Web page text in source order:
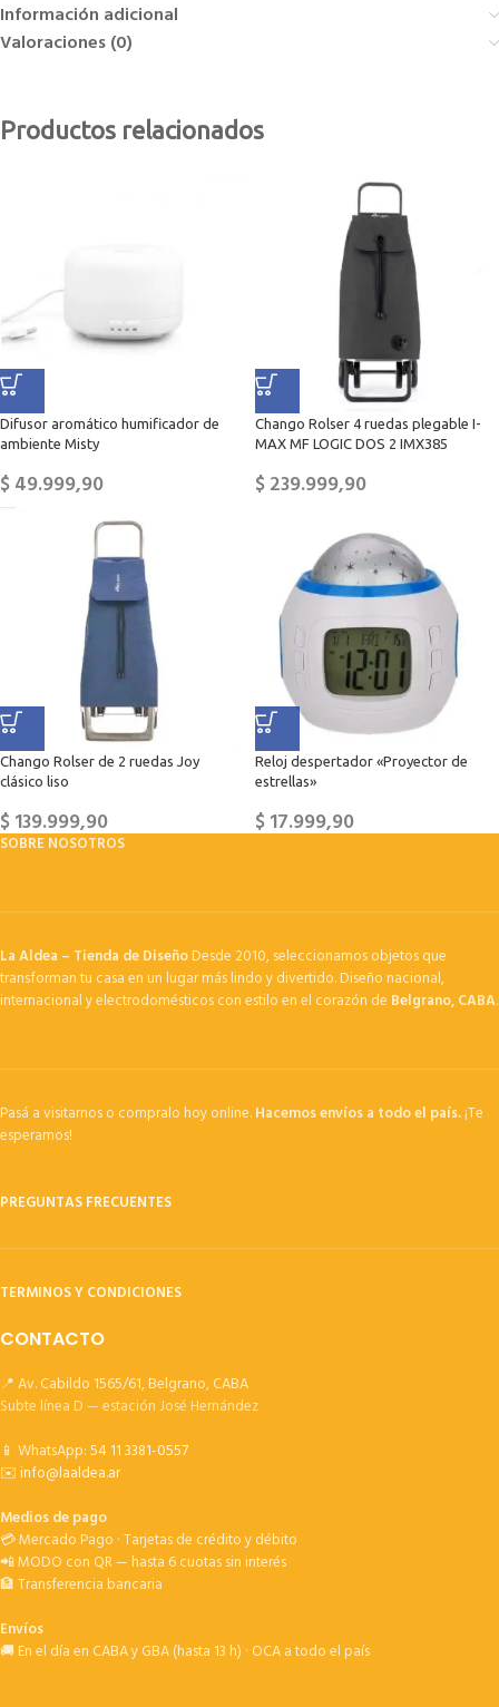
Información adicional
Valoraciones (0)
Productos relacionados
Difusor aromático humificador de
ambiente Misty
$49.999,90
Chango Rolser 4 ruedas plegable I-
MAX MF LOGIC DOS 2 IMX385
$239.999,90
Chango Rolser de 2 ruedas Joy
clásico liso
$139.999,90
Reloj despertador «Proyector de
estrellas»
$17.999,90
SOBRE NOSOTROS
La Aldea – Tienda de DiseñoDesde 2010, seleccionamos objetos que
transforman tu casa en un lugar más lindo y divertido. Diseño nacional,
internacional y electrodomésticos con estilo en el corazón de Belgrano, CABA.
Pasá a visitarnos o compralo hoy online.Hacemos envíos a todo el país.¡Te
esperamos!
PREGUNTAS FRECUENTES
TERMINOS Y CONDICIONES
CONTACTO
📍 Av. Cabildo 1565/61, Belgrano, CABA
Subte línea D — estación José Hernández
📱 WhatsApp:54 11 3381-0557
✉️info@laaldea.ar
Medios de pago
💳 Mercado Pago · Tarjetas de crédito y débito
📲 MODO con QR — hasta 6 cuotas sin interés
🏦 Transferencia bancaria
Envíos
🚚 En el día en CABA y GBA (hasta 13 h) · OCA a todo el país